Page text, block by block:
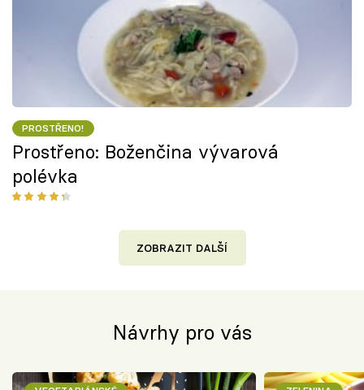
PROSTŘENO!
Prostřeno: Boženčina vývarová
polévka
ZOBRAZIT DALŠÍ
Návrhy pro vás